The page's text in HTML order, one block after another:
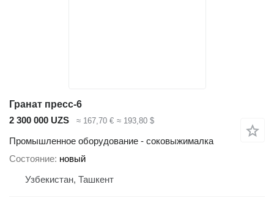
Гранат пресс-6
2 300 000 UZS
≈ 167,70 € ≈ 193,80 $
Промышленное оборудование - соковыжималка
Состояние новый
Узбекистан, Ташкент